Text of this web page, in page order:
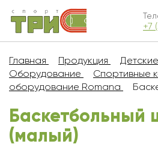
+7
Главная Продукция
Оборудование
Спортивные
оборудование Romana
Баскетбольный
(малый)